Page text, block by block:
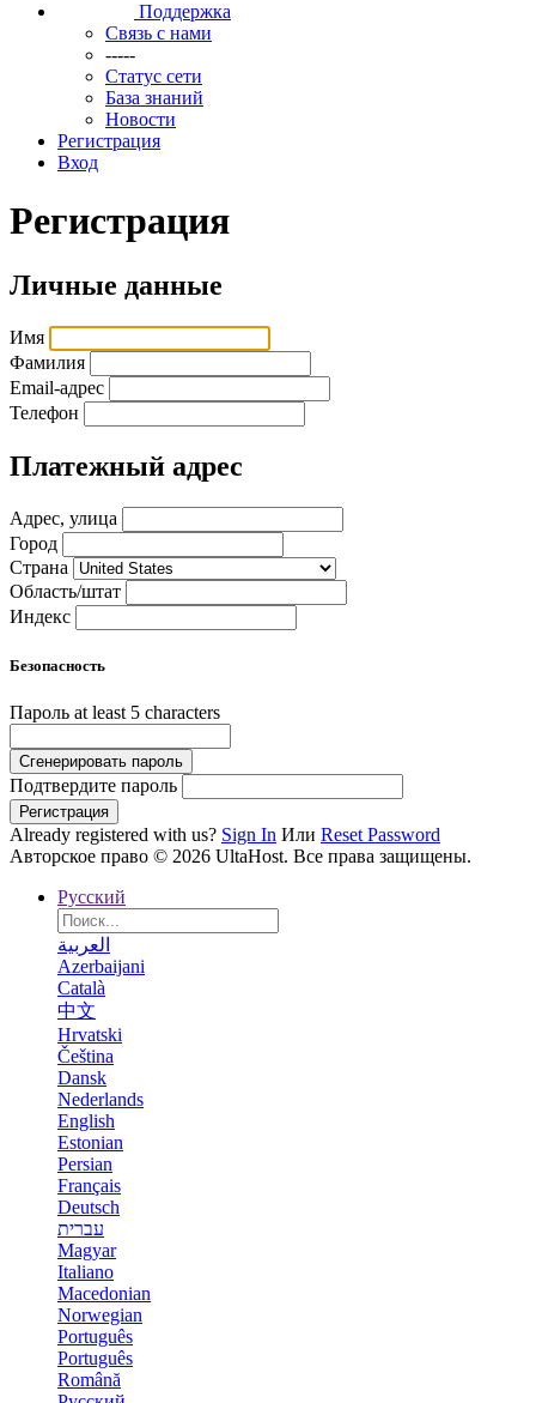
Поддержка
Связь с нами
-----
Статус сети
База знаний
Новости
Регистрация
Вход
Регистрация
Личные данные
Имя
Фамилия
Email-адрес
Телефон
Платежный адрес
Адрес, улица
Город
Страна
Область/штат
Индекс
Безопасность
Пароль at least 5 characters
Сгенерировать пароль
Подтвердите пароль
Регистрация
Already registered with us? Sign In Или Reset Password
Авторское право © 2026 UltaHost. Все права защищены.
Русский
العربية
Azerbaijani
Català
中文
Hrvatski
Čeština
Dansk
Nederlands
English
Estonian
Persian
Français
Deutsch
עברית
Magyar
Italiano
Macedonian
Norwegian
Português
Português
Română